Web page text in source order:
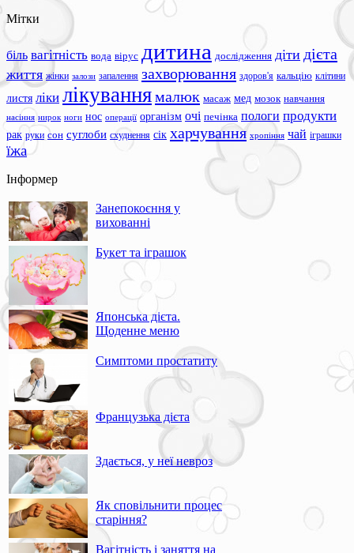
Мітки
біль вагітність вода вірус дитина дослідження діти дієта
життя жінки залози запалення захворювання здоров'я кальцію клітини
листя ліки лікуваннямалюк масаж мед мозок навчання
насіння нирок ноги нос операції організм очі печінка пологи продукти
рак руки сон суглоби схуднення сік харчування хропіння чай іграшки
їжа
Інформер
Занепокоєння у
вихованні
Букет та іграшок
Японська дієта.
Щоденне меню
Симптоми простатиту
Французька дієта
Здається, у неї невроз
Як сповільнити процес
старіння?
Вагітність і заняття на